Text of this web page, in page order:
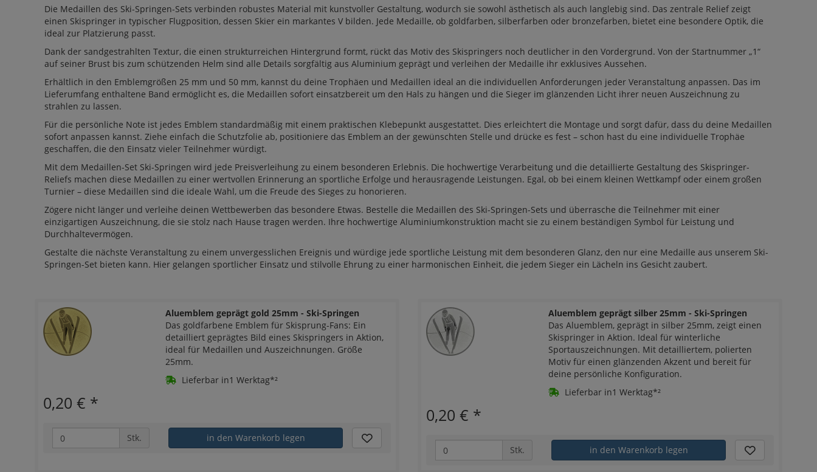
Die Medaillen des Ski-Springen-Sets verbinden robustes Material mit kunstvoller Gestaltung, wodurch sie sowohl ästhetisch als auch langlebig sind. Das zentrale Relief zeigt
einen Skispringer in typischer Flugposition, dessen Skier ein markantes V bilden. Jede Medaille, ob goldfarben, silberfarben oder bronzefarben, bietet eine besondere Optik, die
ideal zur Platzierung passt.
Dank der sandgestrahlten Textur, die einen strukturreichen Hintergrund formt, rückt das Motiv des Skispringers noch deutlicher in den Vordergrund. Von der Startnummer „1“
auf seiner Brust bis zum schützenden Helm sind alle Details sorgfältig aus Aluminium geprägt und verleihen der Medaille ihr exklusives Aussehen.
Erhältlich in den Emblemgrößen 25 mm und 50 mm, kannst du deine Trophäen und Medaillen ideal an die individuellen Anforderungen jeder Veranstaltung anpassen. Das im
Lieferumfang enthaltene Band ermöglicht es, die Medaillen sofort einsatzbereit um den Hals zu hängen und die Sieger im glänzenden Licht ihrer neuen Auszeichnung zu
strahlen zu lassen.
Für die persönliche Note ist jedes Emblem standardmäßig mit einem praktischen Klebepunkt ausgestattet. Dies erleichtert die Montage und sorgt dafür, dass du deine Medaillen
sofort anpassen kannst. Ziehe einfach die Schutzfolie ab, positioniere das Emblem an der gewünschten Stelle und drücke es fest – schon hast du eine individuelle Trophäe
geschaffen, die den Einsatz vieler Teilnehmer würdigt.
Mit dem Medaillen-Set Ski-Springen wird jede Preisverleihung zu einem besonderen Erlebnis. Die hochwertige Verarbeitung und die detaillierte Gestaltung des Skispringer-
Reliefs machen diese Medaillen zu einer wertvollen Erinnerung an sportliche Erfolge und herausragende Leistungen. Egal, ob bei einem kleinen Wettkampf oder einem großen
Turnier – diese Medaillen sind die ideale Wahl, um die Freude des Sieges zu honorieren.
Zögere nicht länger und verleihe deinen Wettbewerben das besondere Etwas. Bestelle die Medaillen des Ski-Springen-Sets und überrasche die Teilnehmer mit einer
einzigartigen Auszeichnung, die sie stolz nach Hause tragen werden. Ihre hochwertige Aluminiumkonstruktion macht sie zu einem beständigen Symbol für Leistung und
Durchhaltevermögen.
Gestalte die nächste Veranstaltung zu einem unvergesslichen Ereignis und würdige jede sportliche Leistung mit dem besonderen Glanz, den nur eine Medaille aus unserem Ski-
Springen-Set bieten kann. Hier gelangen sportlicher Einsatz und stilvolle Ehrung zu einer harmonischen Einheit, die jedem Sieger ein Lächeln ins Gesicht zaubert.
Aluemblem geprägt gold 25mm - Ski-Springen
Das goldfarbene Emblem für Skisprung-Fans: Ein
detailliert geprägtes Bild eines Skispringers in Aktion,
ideal für Medaillen und Auszeichnungen. Größe
25mm.
Lieferbar in1 Werktag*²
0,20 € *
Stk. in den Warenkorb legen
Aluemblem geprägt silber 25mm - Ski-Springen
Das Aluemblem, geprägt in silber 25mm, zeigt einen
Skispringer in Aktion. Ideal für winterliche
Sportauszeichnungen. Mit detailliertem, polierten
Motiv für einen glänzenden Akzent und bereit für
deine persönliche Konfiguration.
Lieferbar in1 Werktag*²
0,20 € *
Stk. in den Warenkorb legen